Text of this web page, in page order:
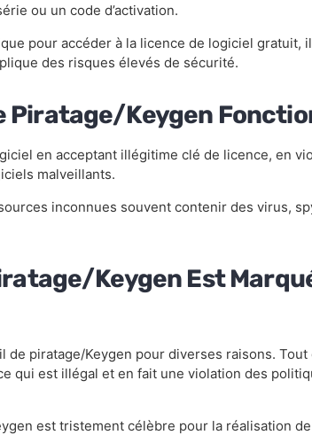
ou un code d’activation.
pour accéder à la licence de logiciel gratuit,
des risques élevés de sécurité.
Piratage/Keygen
en acceptant illégitime clé de licence, en
malveillants.
inconnues souvent contenir des virus,
Keygen Est
de piratage/Keygen pour diverses raisons. Tout
qui est illégal et en fait une violation des
est tristement célèbre pour la réalisation